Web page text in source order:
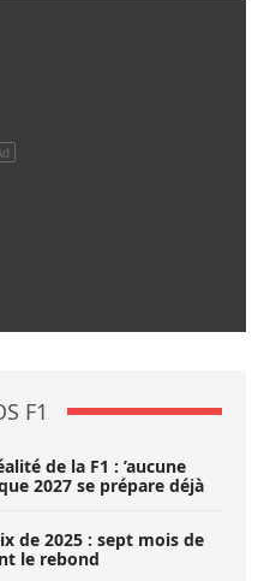
F1
de la F1 : ’aucune
2027 se prépare déjà
de 2025 : sept mois de
le rebond